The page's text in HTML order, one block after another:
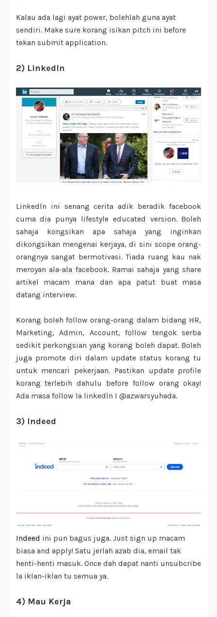
Kalau ada lagi ayat power, bolehlah guna ayat
sendiri. Make sure korang isikan pitch ini before
tekan submit application.
2) Linkedln
Linkedln ini senang cerita adik beradik facebook
cuma dia punya lifestyle educated version. Boleh
sahaja kongsikan apa sahaja yang inginkan
dikongsikan mengenai kerjaya, di sini scope orang-
orangnya sangat bermotivasi. Tiada ruang kau nak
meroyan ala-ala facebook. Ramai sahaja yang share
artikel macam mana dan apa patut buat masa
datang interview.
Korang boleh follow orang-orang dalam bidang HR,
Marketing, Admin, Account, follow tengok serba
sedikit perkongsian yang korang boleh dapat. Boleh
juga promote diri dalam update status korang tu
untuk mencari pekerjaan. Pastikan update profile
korang terlebih dahulu before follow orang okay!
Ada masa follow la linkedln I @azwarsyuhada.
3) Indeed
Indeed ini pun bagus juga. Just sign up macam
biasa and apply! Satu jerlah azab dia, email tak
henti-henti masuk. Once dah dapat nanti unsubcribe
la iklan-iklan tu semua ya.
4) Mau Kerja